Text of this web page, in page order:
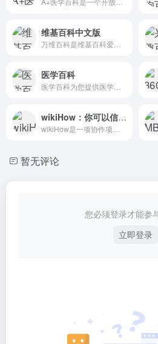
维基百科中文版
医学百科
wikiHow：你可以信赖的万事指南
暂无评论
您必须登录才能参
立即登录